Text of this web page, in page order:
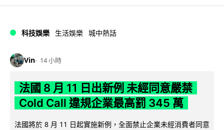
科技娛樂 生活娛樂 城中熱話
Vin 14 小時
法國 8 月 11 日出新例 未經同意嚴禁
Cold Call 違規企業最高罰 345 萬
法國將於 8 月 11 日起實施新例，全面禁止企業未經消費者同意